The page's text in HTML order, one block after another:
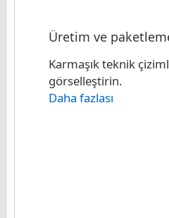
Üretim ve
Karmaşık teknik
görselleştirin.
Daha fazlası